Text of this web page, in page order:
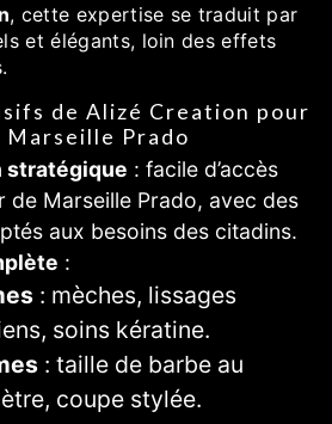
, cette expertise se traduit par
et élégants, loin des effets
de Alizé Creation pour
Prado
stratégique : facile d’accès
de Marseille Prado, avec des
aux besoins des citadins.
:
: mèches, lissages
soins kératine.
: taille de barbe au
coupe stylée.